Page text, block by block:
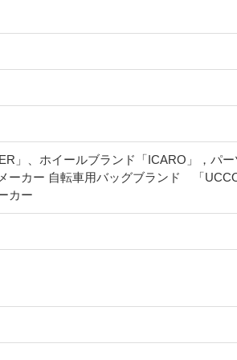
」、ホイールブランド「ICARO」，パ
ーカー 自転車用バッグブランド 「
カー